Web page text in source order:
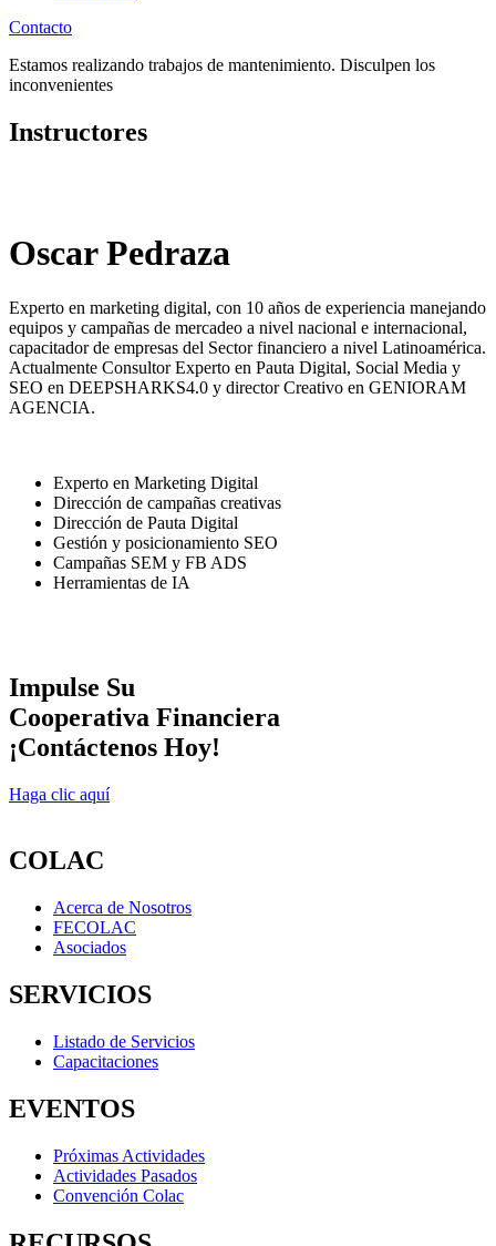
Contacto
Estamos realizando trabajos de mantenimiento. Disculpen los
inconvenientes
Instructores
Oscar Pedraza
Experto en marketing digital, con 10 años de experiencia manejando
equipos y campañas de mercadeo a nivel nacional e internacional,
capacitador de empresas del Sector financiero a nivel Latinoamérica.
Actualmente Consultor Experto en Pauta Digital, Social Media y
SEO en DEEPSHARKS4.0 y director Creativo en GENIORAM
AGENCIA.
Experto en Marketing Digital
Dirección de campañas creativas
Dirección de Pauta Digital
Gestión y posicionamiento SEO
Campañas SEM y FB ADS
Herramientas de IA
Impulse Su
Cooperativa Financiera
¡Contáctenos Hoy!
Haga clic aquí
COLAC
Acerca de Nosotros
FECOLAC
Asociados
SERVICIOS
Listado de Servicios
Capacitaciones
EVENTOS
Próximas Actividades
Actividades Pasados
Convención Colac